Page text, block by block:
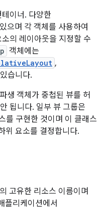
이너. 다양한
으며 각 객체를 사용하여
의 레이아웃을 지정할 수
객체에는
,
습니다.
생 객체가 중첩된 뷰를 허
됩니다. 일부 뷰 그룹은
를 구현한 것이며 이 클래스
위 요소를 결정합니다.
고유한 리소스 이름이며
플리케이션에서